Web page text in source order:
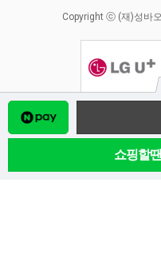
쇼핑할땐
Copyright ⓒ (재)성바